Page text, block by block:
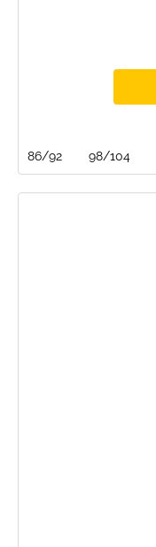
86/92 98/104